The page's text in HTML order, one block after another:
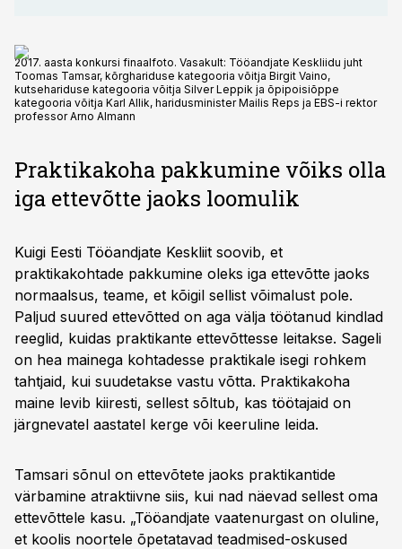
2017. aasta konkursi finaalfoto. Vasakult: Tööandjate Keskliidu juht
Toomas Tamsar, kõrghariduse kategooria võitja Birgit Vaino,
kutsehariduse kategooria võitja Silver Leppik ja õpipoisiõppe
kategooria võitja Karl Allik, haridusminister Mailis Reps ja EBS-i rektor
professor Arno Almann
Praktikakoha pakkumine võiks olla
iga ettevõtte jaoks loomulik
Kuigi Eesti Tööandjate Keskliit soovib, et
praktikakohtade pakkumine oleks iga ettevõtte jaoks
normaalsus, teame, et kõigil sellist võimalust pole.
Paljud suured ettevõtted on aga välja töötanud kindlad
reeglid, kuidas praktikante ettevõttesse leitakse. Sageli
on hea mainega kohtadesse praktikale isegi rohkem
tahtjaid, kui suudetakse vastu võtta. Praktikakoha
maine levib kiiresti, sellest sõltub, kas töötajaid on
järgnevatel aastatel kerge või keeruline leida.
Tamsari sõnul on ettevõtete jaoks praktikantide
värbamine atraktiivne siis, kui nad näevad sellest oma
ettevõttele kasu. „Tööandjate vaatenurgast on oluline,
et koolis noortele õpetatavad teadmised-oskused